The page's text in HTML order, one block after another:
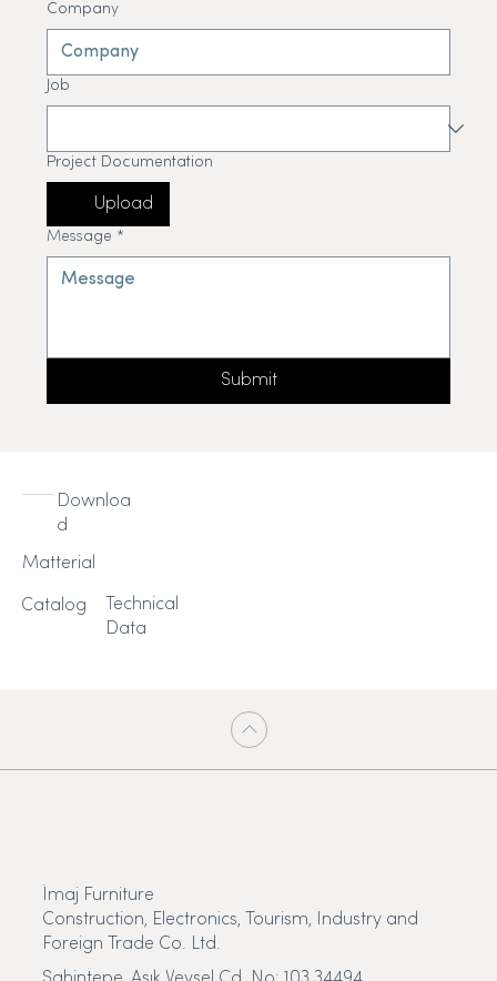
Company
Job
Project Documentation
Upload
Message *
Submit
Downloa
d
Matterial
Catalog
Technical
Data
İmaj Furniture
Construction, Electronics, Tourism, Industry and
Foreign Trade Co. Ltd.